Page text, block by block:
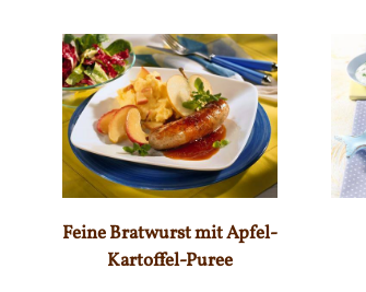
Feine Bratwurst mit Apfel-
Kartoffel-Puree